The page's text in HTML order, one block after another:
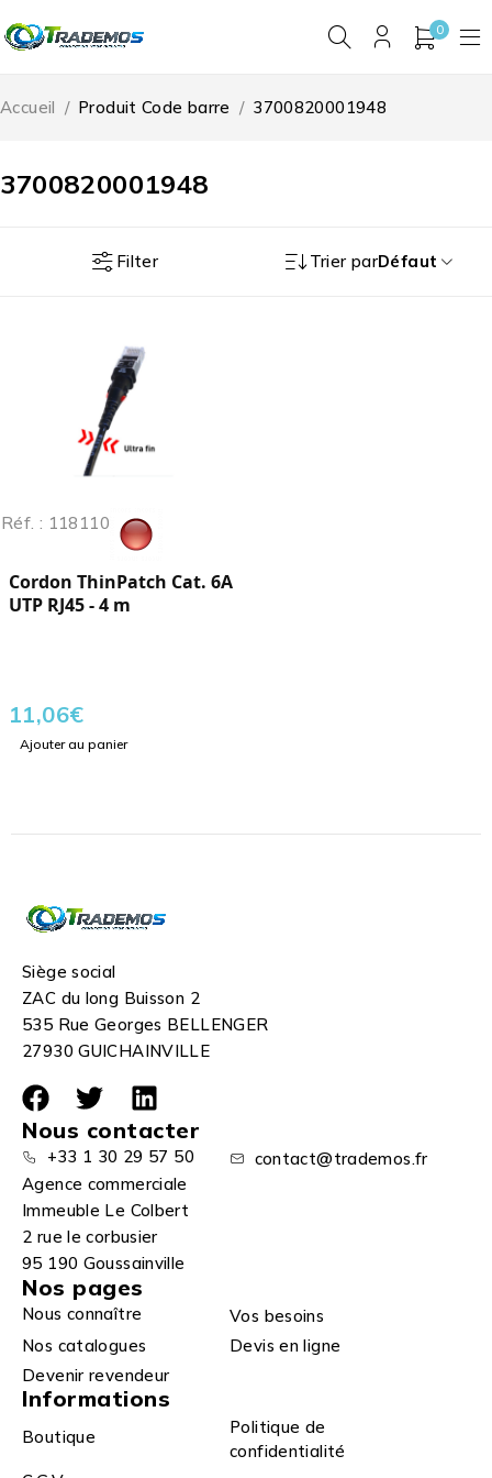
0
3700820001948
Accueil / Produit Code barre / 3700820001948
Filter Trier parDéfaut
Réf. : 118110
Cordon ThinPatch Cat. 6A
UTP RJ45 - 4 m
11,06€
Ajouter au panier
Siège social
ZAC du long Buisson 2
535 Rue Georges BELLENGER
27930 GUICHAINVILLE
Nous contacter
+33 1 30 29 57 50
contact@trademos.fr
Agence commerciale
Immeuble Le Colbert
2 rue le corbusier
95 190 Goussainville
Nos pages
Nous connaître
Vos besoins
Nos catalogues
Devis en ligne
Devenir revendeur
Informations
Boutique
Politique de
confidentialité